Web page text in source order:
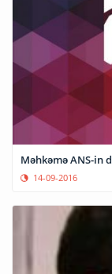
Məhkəmə ANS-in
14-09-2016